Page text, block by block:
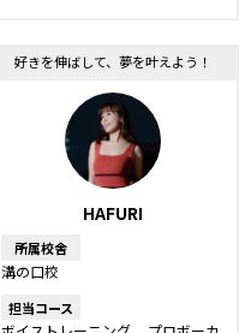
好きを伸ばして、夢を叶えよう！
HAFURI
所属校舎
溝の口校
担当コース